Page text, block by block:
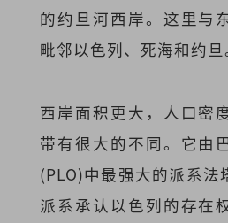
的约旦河西岸。这里与
毗邻以色列、死海和约旦
西岸面积更大，人口密
带有很大的不同。它由
(PLO)中最强大的派系法
派系承认以色列的存在